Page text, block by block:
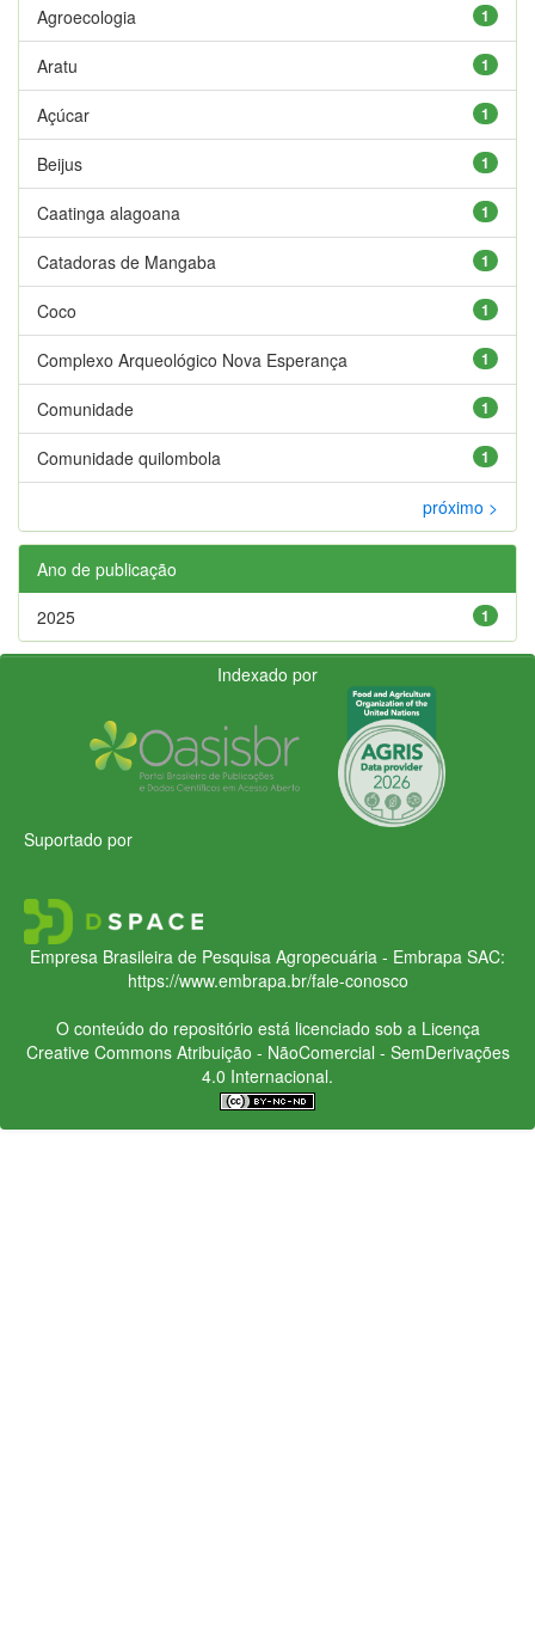
1
Agroecologia
1
Aratu
1
Açúcar
1
Beijus
1
Caatinga alagoana
1
Catadoras de Mangaba
1
Coco
1
Complexo Arqueológico Nova Esperança
1
Comunidade
1
Comunidade quilombola
próximo >
Ano de publicação
1
2025
Indexado por
Suportado por
Empresa Brasileira de Pesquisa Agropecuária - Embrapa SAC:
https://www.embrapa.br/fale-conosco
O conteúdo do repositório está licenciado sob a Licença
Creative CommonsAtribuição - NãoComercial - SemDerivações
4.0 Internacional.